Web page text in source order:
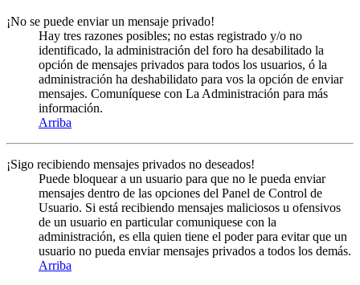
¡No se puede enviar un mensaje privado!
Hay tres razones posibles; no estas registrado y/o no
identificado, la administración del foro ha desabilitado la
opción de mensajes privados para todos los usuarios, ó la
administración ha deshabilidato para vos la opción de enviar
mensajes. Comuníquese con La Administración para más
información.
Arriba
¡Sigo recibiendo mensajes privados no deseados!
Puede bloquear a un usuario para que no le pueda enviar
mensajes dentro de las opciones del Panel de Control de
Usuario. Si está recibiendo mensajes maliciosos u ofensivos
de un usuario en particular comuniquese con la
administración, es ella quien tiene el poder para evitar que un
usuario no pueda enviar mensajes privados a todos los demás.
Arriba